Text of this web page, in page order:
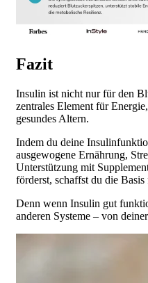
Fazit
Insulin ist nicht nur für den
zentrales Element für
gesundes Altern.
Indem du deine
ausgewogene Ernährung,
Unterstützung mit
förderst, schaffst du die
Denn wenn Insulin gut
anderen Systeme – von